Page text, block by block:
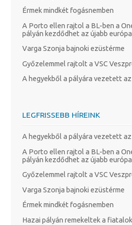
Érmek mindkét fogásnemben
A Porto ellen rajtol a BL-ben a
pályán kezdődhet az újabb
Varga Szonja bajnoki ezüstérme
Győzelemmel rajtolt a VSC
A hegyekből a pályára vezetett
LEGFRISSEBB HÍREINK
A hegyekből a pályára vezetett
A Porto ellen rajtol a BL-ben a
pályán kezdődhet az újabb
Győzelemmel rajtolt a VSC
Varga Szonja bajnoki ezüstérme
Érmek mindkét fogásnemben
Hazai pályán remekeltek a fiatalok